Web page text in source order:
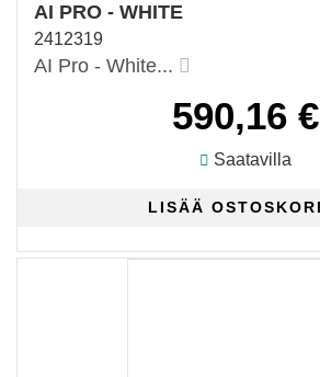
AI PRO - WHITE
2412319
AI Pro - White...
590,16 €
Saatavilla